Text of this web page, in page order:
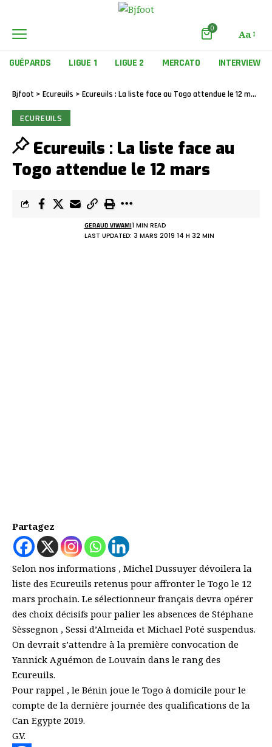
0 Aa
GUÉPARDS LIGUE 1 LIGUE 2 MERCATO INTERVIEW
Bjfoot > Ecureuils > Ecureuils : La liste face au Togo attendue le 12 mars
ECUREUILS
Ecureuils : La liste face au
Togo attendue le 12 mars
LAST UPDATED: 3 MARS 2019 14 H 32 MIN
GERAUD VIWAMI1 MIN READ
Partagez
Selon nos informations , Michel Dussuyer dévoilera la
liste des Ecureuils retenus pour affronter le Togo le 12
mars prochain. Le sélectionneur français devra opérer
des choix décisifs pour palier les absences de Stéphane
Sèssegnon , Sessi d’Almeida et Michael Poté suspendus.
On devrait s’attendre à la première convocation de
Yannick Aguémon de Louvain dans le rang des
Ecureuils.
Pour rappel , le Bénin joue le Togo à domicile pour le
compte de la dernière journée des qualifications de la
Can Egypte 2019.
G.V.